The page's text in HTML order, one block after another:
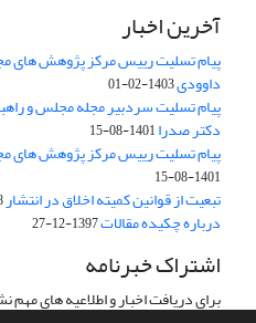
آخرین اخبار
پیام تسلیت رییس مرکز پژوهش های
داوودی1403-02-01
پیام تسلیت سردبیر مجله مجلس و
دکتر صدرا1401-08-15
پیام تسلیت رییس مرکز پژوهش
1401-08-15
تبعیت از قوانین کمیته اخلاق در انتشار
درباره چکیده مقالات1397-12-27
اشتراک خبرنامه
برای دریافت اخبار و اطلاعیه های